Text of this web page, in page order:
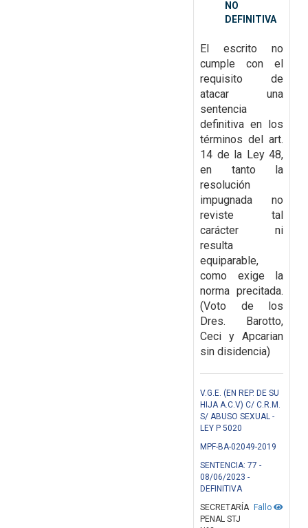
NO
DEFINITIVA
El escrito no
cumple con el
requisito de
atacar una
sentencia
definitiva en los
términos del art.
14 de la Ley 48,
en tanto la
resolución
impugnada no
reviste tal
carácter ni
resulta
equiparable,
como exige la
norma precitada.
(Voto de los
Dres. Barotto,
Ceci y Apcarian
sin disidencia)
V.G.E. (EN REP. DE SU
HIJA A.C.V) C/ C.R.M.
S/ ABUSO SEXUAL -
LEY P 5020
MPF-BA-02049-2019
SENTENCIA: 77 -
08/06/2023 -
DEFINITIVA
Fallo
SECRETARÍA
PENAL STJ